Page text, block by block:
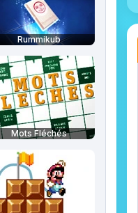
Mieux notés
Rummikub
Mots Fléchés